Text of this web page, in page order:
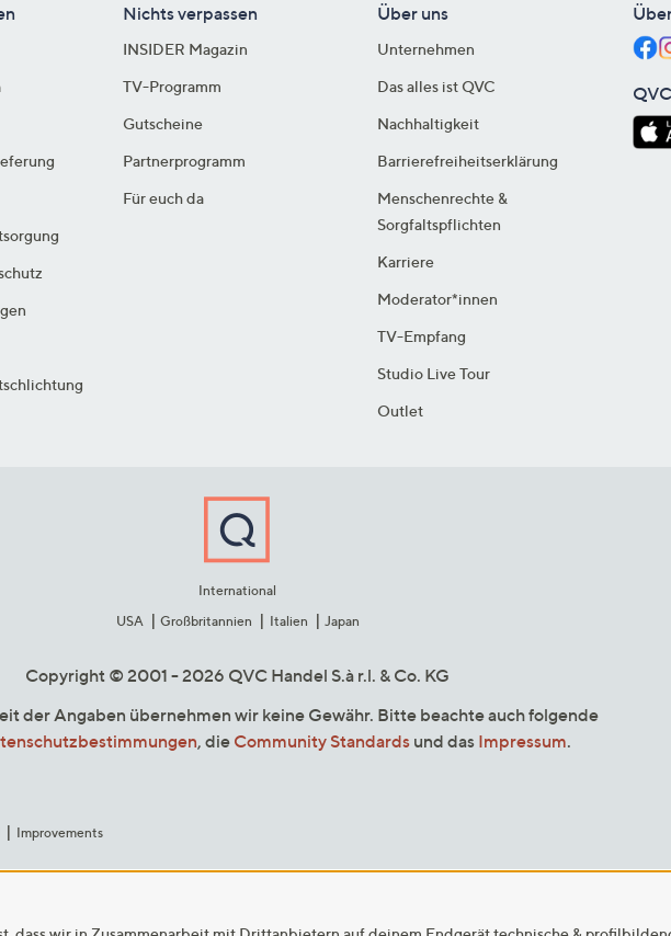
Nichts verpassen
INSIDER Magazin
TV-Programm
Gutscheine
Partnerprogramm
Für euch da
Über uns
Unternehmen
Das alles ist QVC
Nachhaltigkeit
Barrierefreiheitserklärung
Menschenrechte &
Sorgfaltspflichten
Karriere
Moderator*innen
TV-Empfang
Studio Live Tour
Outlet
International
USA
Großbritannien Italien Japan
Copyright © 2001 - 2026 QVC Handel S.à r.l. & Co. KG
der Angaben übernehmen wir keine Gewähr. Bitte beachte auch folgende
, die Community Standardsund das Impressum.
Improvements